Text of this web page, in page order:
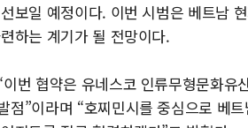
보일 예정이다. 이번 시범은 베트남
하는 계기가 될 전망이다.
번 협약은 유네스코 인류무형문화
점”이라며 “호찌민시를 중심으로 베